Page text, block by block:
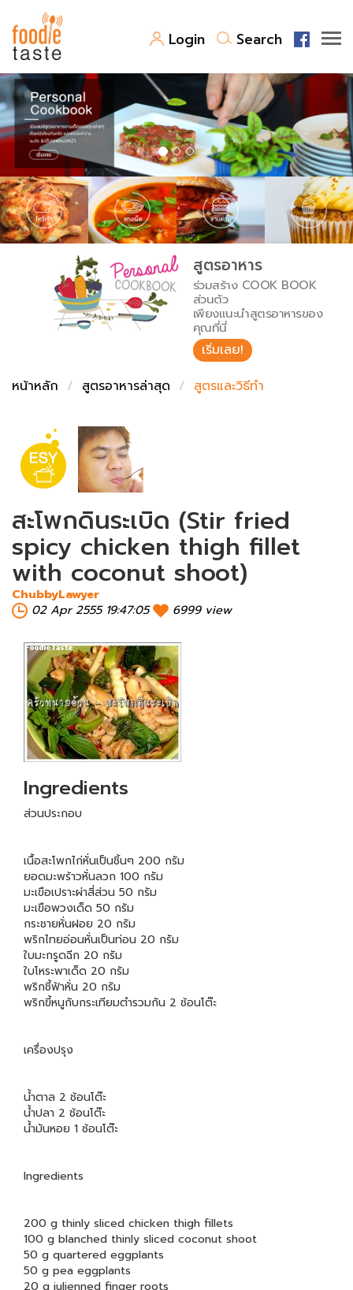
Login Search
สูตรอาหาร
สูตรอาหารล่าสุด
Top Foodie
พาไปชิม
สารพันก้นครัว
เคล็ดลับน่ารู้
เปรียบเทียบหน่วยการตวง
เปรียบเทียบอุณหภูมิ
เปรียบเทียบน้ำหนักวัตถุดิบ
FoodPedia
สร้าง Cookbook
สูตรอาหาร
ร่วมสร้าง COOK BOOK
ส่วนตัว
เพียงแนะนำสูตรอาหารของ
คุณที่นี่
เริ่มเลย!
หน้าหลัก
สูตรอาหารล่าสุด สูตรและวิธีทำ
สะโพกดินระเบิด (Stir fried
spicy chicken thigh fillet
with coconut shoot)
ChubbyLawyer
02 Apr 2555 19:47:05
6999 view
Ingredients
ส่วนประกอบ
เนื้อสะโพกไก่หั่นเป็นชิ้นๆ 200 กรัม
ยอดมะพร้าวหั่นลวก 100 กรัม
มะเขือเปราะผ่าสี่ส่วน 50 กรัม
มะเขือพวงเด็ด 50 กรัม
กระชายหั่นฝอย 20 กรัม
พริกไทยอ่อนหั่นเป็นท่อน 20 กรัม
ใบมะกรูดฉีก 20 กรัม
ใบโหระพาเด็ด 20 กรัม
พริกชี้ฟ้าหั่น 20 กรัม
พริกขี้หนูกับกระเทียมตำรวมกัน 2 ช้อนโต๊ะ
เครื่องปรุง
น้ำตาล 2 ช้อนโต๊ะ
น้ำปลา 2 ช้อนโต๊ะ
น้ำมันหอย 1 ช้อนโต๊ะ
Ingredients
200 g thinly sliced chicken thigh fillets
100 g blanched thinly sliced coconut shoot
50 g quartered eggplants
50 g pea eggplants
20 g julienned finger roots